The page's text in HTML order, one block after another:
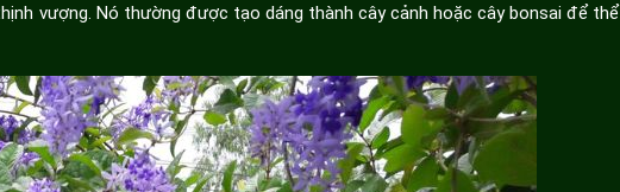
quan
vượng. Nó thường được tạo dáng thành cây cảnh hoặc cây bonsai để thể